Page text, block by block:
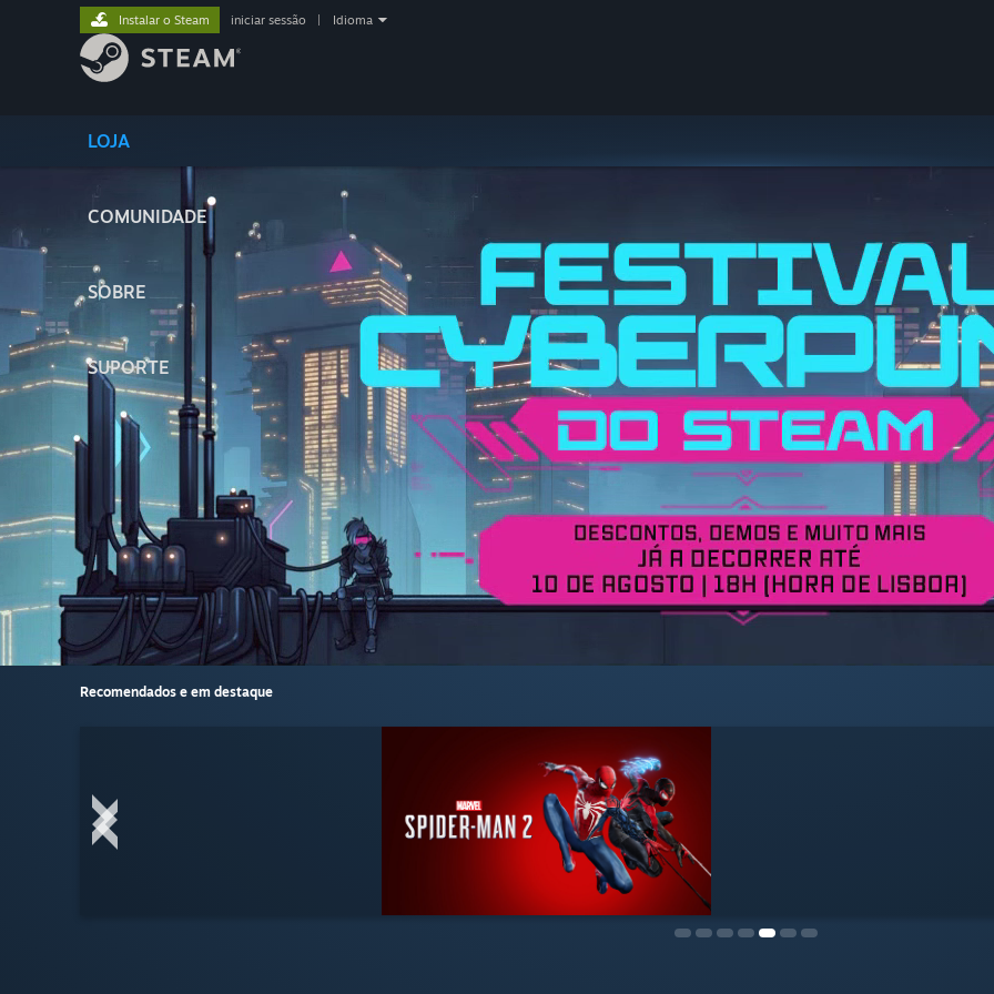
LOJA
COMUNIDADE
SOBRE
SUPORTE
Instalar o Steam iniciar sessão Idioma
Recomendados e em destaque